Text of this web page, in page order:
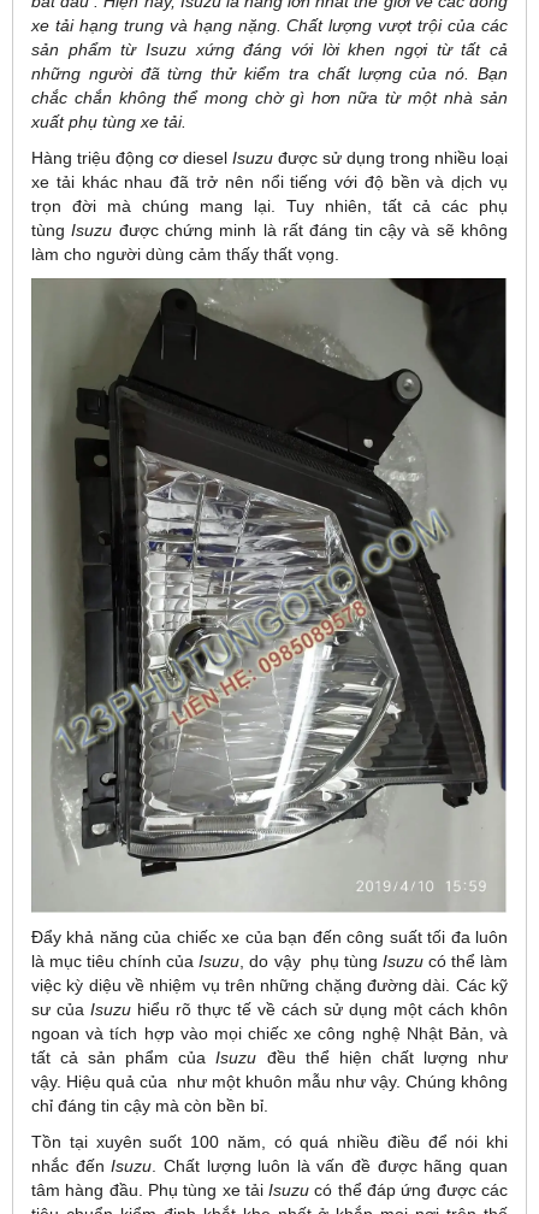
xe tải hạng trung và hạng nặng. Chất lượng vượt trội của các
sản phẩm từ Isuzu xứng đáng với lời khen ngợi từ tất cả
những người đã từng thử kiểm tra chất lượng của nó. Bạn
chắc chắn không thể mong chờ gì hơn nữa từ một nhà sản
xuất phụ tùng xe tải.
Hàng triệu động cơ diesel Isuzu được sử dụng trong nhiều loại
xe tải khác nhau đã trở nên nổi tiếng với độ bền và dịch vụ
trọn đời mà chúng mang lại. Tuy nhiên, tất cả các phụ
tùngIsuzu được chứng minh là rất đáng tin cậy và sẽ không
làm cho người dùng cảm thấy thất vọng.
Đẩy khả năng của chiếc xe của bạn đến công suất tối đa luôn
là mục tiêu chính củaIsuzu , do vậy phụ tùng Isuzucó thể làm
việc kỳ diệu về nhiệm vụ trên những chặng đường dài. Các kỹ
sư của Isuzu hiểu rõ thực tế về cách sử dụng một cách khôn
ngoan và tích hợp vào mọi chiếc xe công nghệ Nhật Bản, và
tất cả sản phẩm củaIsuzu đều thể hiện chất lượng như
vậy. Hiệu quả của như một khuôn mẫu như vậy. Chúng không
chỉ đáng tin cậy mà còn bền bỉ.
Tồn tại xuyên suốt 100 năm, có quá nhiều điều để nói khi
nhắc đếnIsuzu . Chất lượng luôn là vấn đề được hãng quan
tâm hàng đầu. Phụ tùng xe tảiIsuzu có thể đáp ứng được các